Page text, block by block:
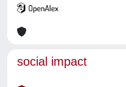
social impact